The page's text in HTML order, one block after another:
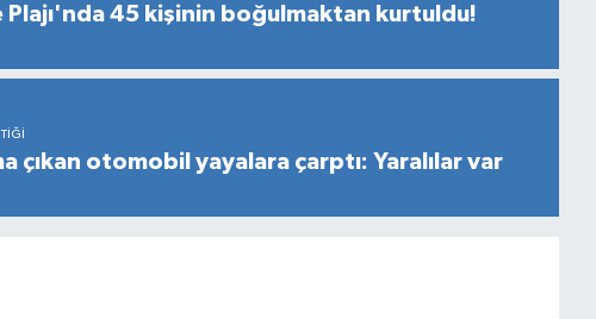
Plajı'nda 45 kişinin boğulmaktan kurtuldu!
çıkan otomobil yayalara çarptı: Yaralılar var